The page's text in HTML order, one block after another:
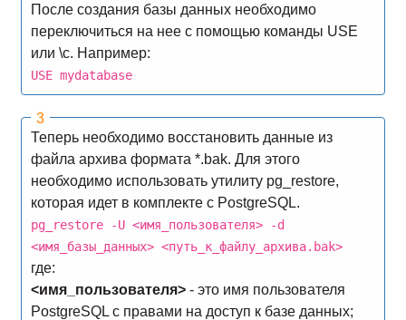
После создания базы данных необходимо
переключиться на нее с помощью команды USE
или \c. Например:
USE mydatabase
Теперь необходимо восстановить данные из
файла архива формата *.bak. Для этого
необходимо использовать утилиту pg_restore,
которая идет в комплекте с PostgreSQL.
pg_restore -U <имя_пользователя> -d
<имя_базы_данных> <путь_к_файлу_архива.bak>
где:
<имя_пользователя>- это имя пользователя
PostgreSQL с правами на доступ к базе данных;